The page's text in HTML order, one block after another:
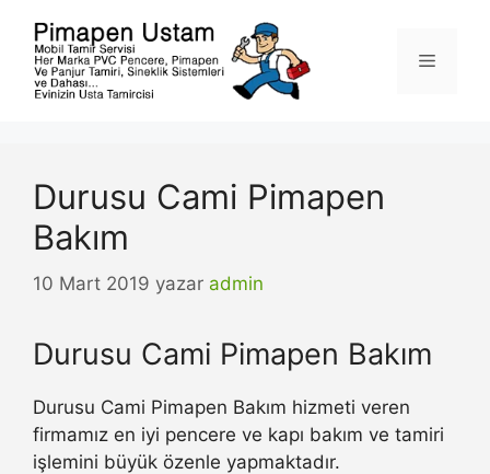
Menü
Durusu Cami Pimapen
Bakım
10 Mart 2019 yazar admin
Durusu Cami Pimapen Bakım
Durusu Cami Pimapen Bakım hizmeti veren
firmamız en iyi pencere ve kapı bakım ve tamiri
işlemini büyük özenle yapmaktadır.